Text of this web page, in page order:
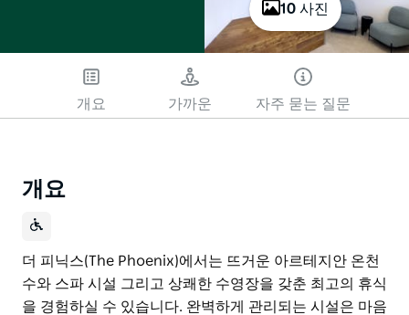
10 사진
개요 가까운 자주 묻는 질문
개요
더 피닉스(The Phoenix)에서는 뜨거운 아르테지안 온천
수와 스파 시설 그리고 상쾌한 수영장을 갖춘 최고의 휴식
을 경험하실 수 있습니다. 완벽하게 관리되는 시설은 마음